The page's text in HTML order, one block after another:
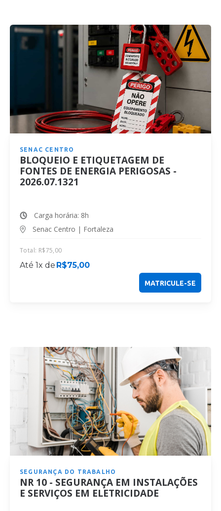
SENAC CENTRO
BLOQUEIO E ETIQUETAGEM DE
FONTES DE ENERGIA PERIGOSAS -
2026.07.1321
Carga horária: 8h
Senac Centro | Fortaleza
Total: R$75,00
Até 1x de R$75,00
MATRICULE-SE
SEGURANÇA DO TRABALHO
NR 10 - SEGURANÇA EM INSTALAÇÕES
E SERVIÇOS EM ELETRICIDADE